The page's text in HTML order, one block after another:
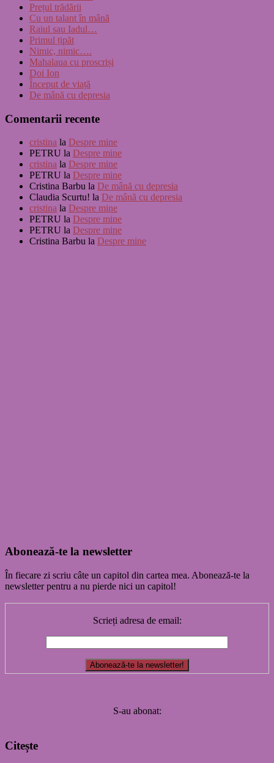
Prețul trădării
Cu un talant în mână
Raiul sau Iadul…
Primul țipăt
Nimic, nimic….
Mahalaua cu proscriși
Doi Ion
Început de viață
De mână cu depresia
Comentarii recente
cristina la Despre mine
PETRU la Despre mine
cristina la Despre mine
PETRU la Despre mine
Cristina Barbu la De mână cu depresia
Claudia Scurtu! la De mână cu depresia
cristina la Despre mine
PETRU la Despre mine
PETRU la Despre mine
Cristina Barbu la Despre mine
Abonează-te la newsletter
În fiecare zi scriu câte un capitol din cartea mea. Abonează-te la
newsletter pentru a nu pierde nici un capitol!
Scrieți adresa de email:
S-au abonat:
Citește